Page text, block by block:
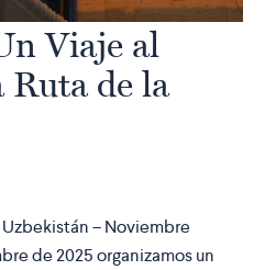
Viaje al
Ruta de la
– Noviembre
de 2025 organizamos un